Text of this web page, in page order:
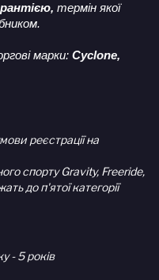
термін якої
марки: Cyclone,
реєстрації на
спорту Gravity, Freeride,
до п'ятої категорії
- 5 років